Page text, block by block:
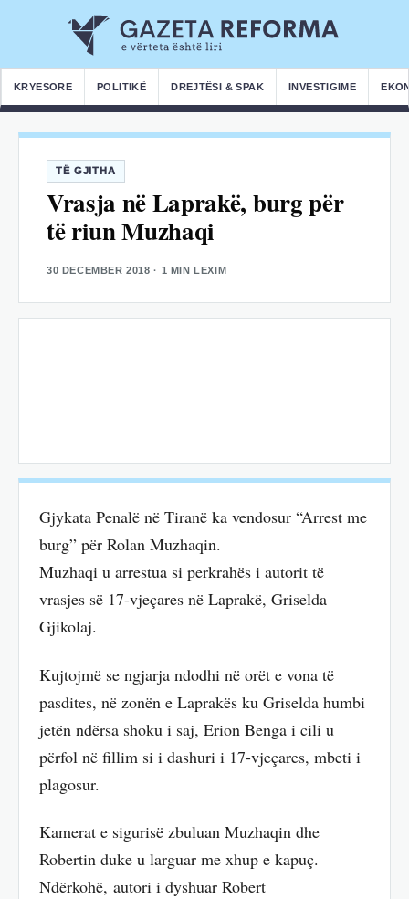
KRYESORE POLITIKË DREJTËSI & SPAK INVESTIGIME
TË GJITHA
Vrasja në Laprakë, burg për
të riun Muzhaqi
30 DECEMBER 2018 · 1 MIN LEXIM
Gjykata Penalë në Tiranë ka vendosur “Arrest me
burg” për Rolan Muzhaqin.
Muzhaqi u arrestua si perkrahës i autorit të
vrasjes së 17-vjeçares në Laprakë, Griselda
Gjikolaj.
Kujtojmë se ngjarja ndodhi në orët e vona të
pasdites, në zonën e Laprakës ku Griselda humbi
jetën ndërsa shoku i saj, Erion Benga i cili u
përfol në fillim si i dashuri i 17-vjeçares, mbeti i
plagosur.
Kamerat e sigurisë zbuluan Muzhaqin dhe
Robertin duke u larguar me xhup e kapuç.
Ndërkohë, autori i dyshuar Robert